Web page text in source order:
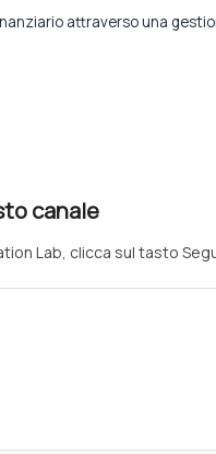
attraverso una
canale
Lab, clicca sul tasto